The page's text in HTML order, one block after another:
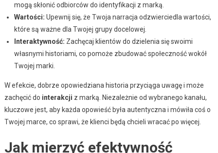
mogą skłonić odbiorców do identyfikacji z marką.
Wartości: Upewnij się, że Twoja narracja odzwierciedla wartości,
które są ważne dla Twojej grupy docelowej.
Interaktywność: Zachęcaj klientów do dzielenia się swoimi
własnymi historiami, co pomoże zbudować społeczność wokół
Twojej marki.
W efekcie, dobrze opowiedziana historia przyciąga uwagę i może
zachęcić do interakcji z marką. Niezależnie od wybranego kanału,
kluczowe jest, aby każda opowieść była autentyczna i mówiła coś o
Twojej marce, co sprawi, że klienci będą chcieli wracać po więcej.
Jak mierzyć efektywność